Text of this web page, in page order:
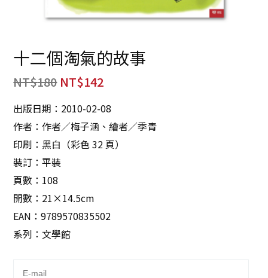
十二個淘氣的故事
NT$180 NT$142
出版日期：2010-02-08
作者：作者／梅子涵、繪者／季青
印刷：黑白（彩色 32 頁）
裝訂：平裝
頁數：108
開數：21×14.5cm
EAN：9789570835502
系列：文學館